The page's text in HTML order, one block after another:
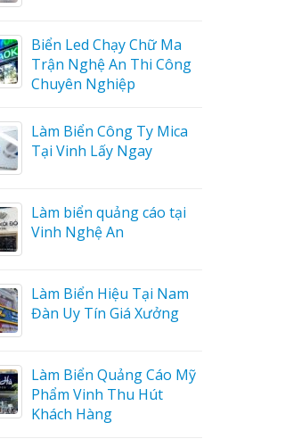
Thiết kế hồ sơ năng lực
tại Vinh Nghệ An
Làm biển hiệu quán cà
phê tại Vinh Nghệ An
Làm biển hiệu tại Vinh
Nghệ An
Mẫu biển quán cà phê
bằng gỗ đẹp
Mẫu biển hiệu gỗ vintage
ấn tượng